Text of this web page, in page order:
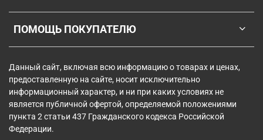
ПОМОЩЬ ПОКУПАТЕЛЮ
Данный сайт, включая всю информацию о товарах и ценах,
предоставленную на сайте, носит исключительно
информационный характер, и ни при каких условиях не
является публичной офертой, определяемой положениями
пункта 2 статьи 437 Гражданского кодекса Российской
Федерации.